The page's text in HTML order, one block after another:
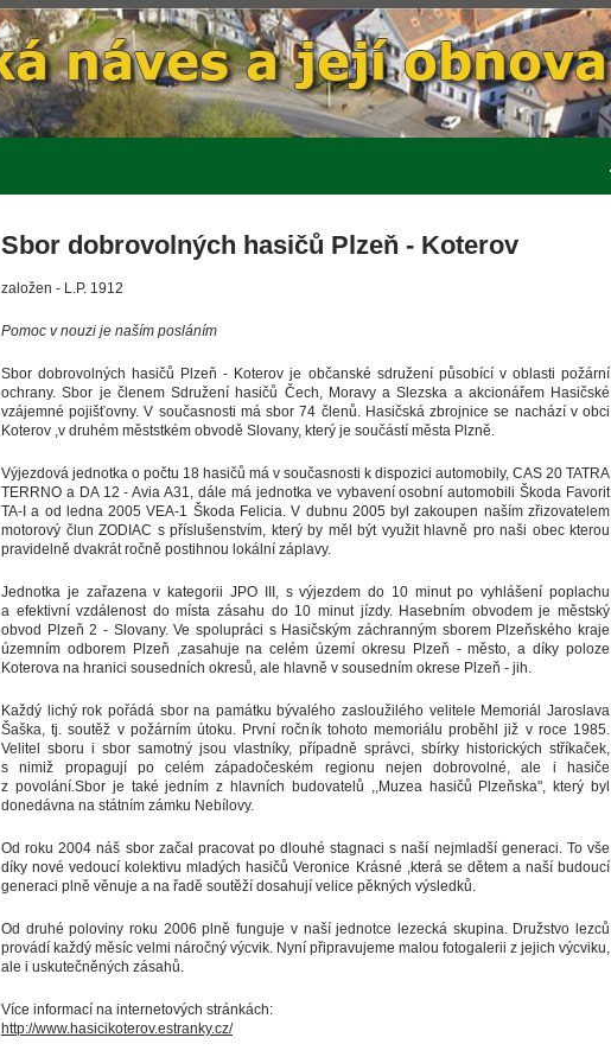
Sbor dobrovolných hasičů Plzeň - Koterov
založen - L.P. 1912
Pomoc v nouzi je naším posláním
Sbor dobrovolných hasičů Plzeň - Koterov je občanské sdružení působící v oblasti požární
ochrany. Sbor je členem Sdružení hasičů Čech, Moravy a Slezska a akcionářem Hasičské
vzájemné pojišťovny. V současnosti má sbor 74 členů. Hasičská zbrojnice se nachází v obci
Koterov ,v druhém měststkém obvodě Slovany, který je součástí města Plzně.
Výjezdová jednotka o počtu 18 hasičů má v současnosti k dispozici automobily, CAS 20 TATRA
TERRNO a DA 12 - Avia A31, dále má jednotka ve vybavení osobní automobili Škoda Favorit
TA-I a od ledna 2005 VEA-1 Škoda Felicia. V dubnu 2005 byl zakoupen naším zřizovatelem
motorový člun ZODIAC s příslušenstvím, který by měl být využit hlavně pro naši obec kterou
pravidelně dvakrát ročně postihnou lokální záplavy.
Jednotka je zařazena v kategorii JPO III, s výjezdem do 10 minut po vyhlášení poplachu
a efektivní vzdálenost do místa zásahu do 10 minut jízdy. Hasebním obvodem je městský
obvod Plzeň 2 - Slovany. Ve spolupráci s Hasičským záchranným sborem Plzeňského kraje
územním odborem Plzeň ,zasahuje na celém území okresu Plzeň - město, a díky poloze
Koterova na hranici sousedních okresů, ale hlavně v sousedním okrese Plzeň - jih.
Každý lichý rok pořádá sbor na památku bývalého zasloužilého velitele Memoriál Jaroslava
Šaška, tj. soutěž v požárním útoku. První ročník tohoto memoriálu proběhl již v roce 1985.
Velitel sboru i sbor samotný jsou vlastníky, případně správci, sbírky historických stříkaček,
s nimiž propagují po celém západočeském regionu nejen dobrovolné, ale i hasiče
z povolání.Sbor je také jedním z hlavních budovatelů ,,Muzea hasičů Plzeňska", který byl
donedávna na státním zámku Nebílovy.
Od roku 2004 náš sbor začal pracovat po dlouhé stagnaci s naší nejmladší generaci. To vše
díky nové vedoucí kolektivu mladých hasičů Veronice Krásné ,která se dětem a naší budoucí
generaci plně věnuje a na řadě soutěží dosahují velice pěkných výsledků.
Od druhé poloviny roku 2006 plně funguje v naší jednotce lezecká skupina. Družstvo lezců
provádí každý měsíc velmi náročný výcvik. Nyní připravujeme malou fotogalerii z jejich výcviku,
ale i uskutečněných zásahů.
Více informací na internetových stránkách:
http://www.hasicikoterov.estranky.cz/